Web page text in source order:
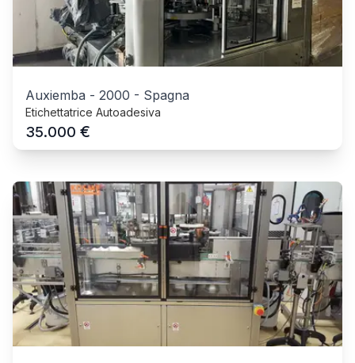
Auxiemba - 2000 - Spagna
Etichettatrice Autoadesiva
35.000 €